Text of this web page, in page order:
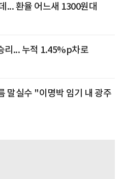
... 환율 어느새 1300원대
리... 누적 1.45%p차로
말실수 "이명박 임기 내 광주